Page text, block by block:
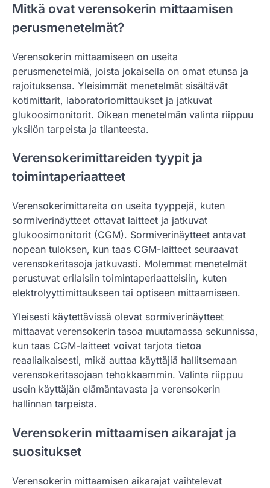
Mitkä ovat verensokerin mittaamisen
perusmenetelmät?
Verensokerin mittaamiseen on useita
perusmenetelmiä, joista jokaisella on omat etunsa ja
rajoituksensa. Yleisimmät menetelmät sisältävät
kotimittarit, laboratoriomittaukset ja jatkuvat
glukoosimonitorit. Oikean menetelmän valinta riippuu
yksilön tarpeista ja tilanteesta.
Verensokerimittareiden tyypit ja
toimintaperiaatteet
Verensokerimittareita on useita tyyppejä, kuten
sormiverinäytteet ottavat laitteet ja jatkuvat
glukoosimonitorit (CGM). Sormiverinäytteet antavat
nopean tuloksen, kun taas CGM-laitteet seuraavat
verensokeritasoja jatkuvasti. Molemmat menetelmät
perustuvat erilaisiin toimintaperiaatteisiin, kuten
elektrolyyttimittaukseen tai optiseen mittaamiseen.
Yleisesti käytettävissä olevat sormiverinäytteet
mittaavat verensokerin tasoa muutamassa sekunnissa,
kun taas CGM-laitteet voivat tarjota tietoa
reaaliaikaisesti, mikä auttaa käyttäjiä hallitsemaan
verensokeritasojaan tehokkaammin. Valinta riippuu
usein käyttäjän elämäntavasta ja verensokerin
hallinnan tarpeista.
Verensokerin mittaamisen aikarajat ja
suositukset
Verensokerin mittaamisen aikarajat vaihtelevat